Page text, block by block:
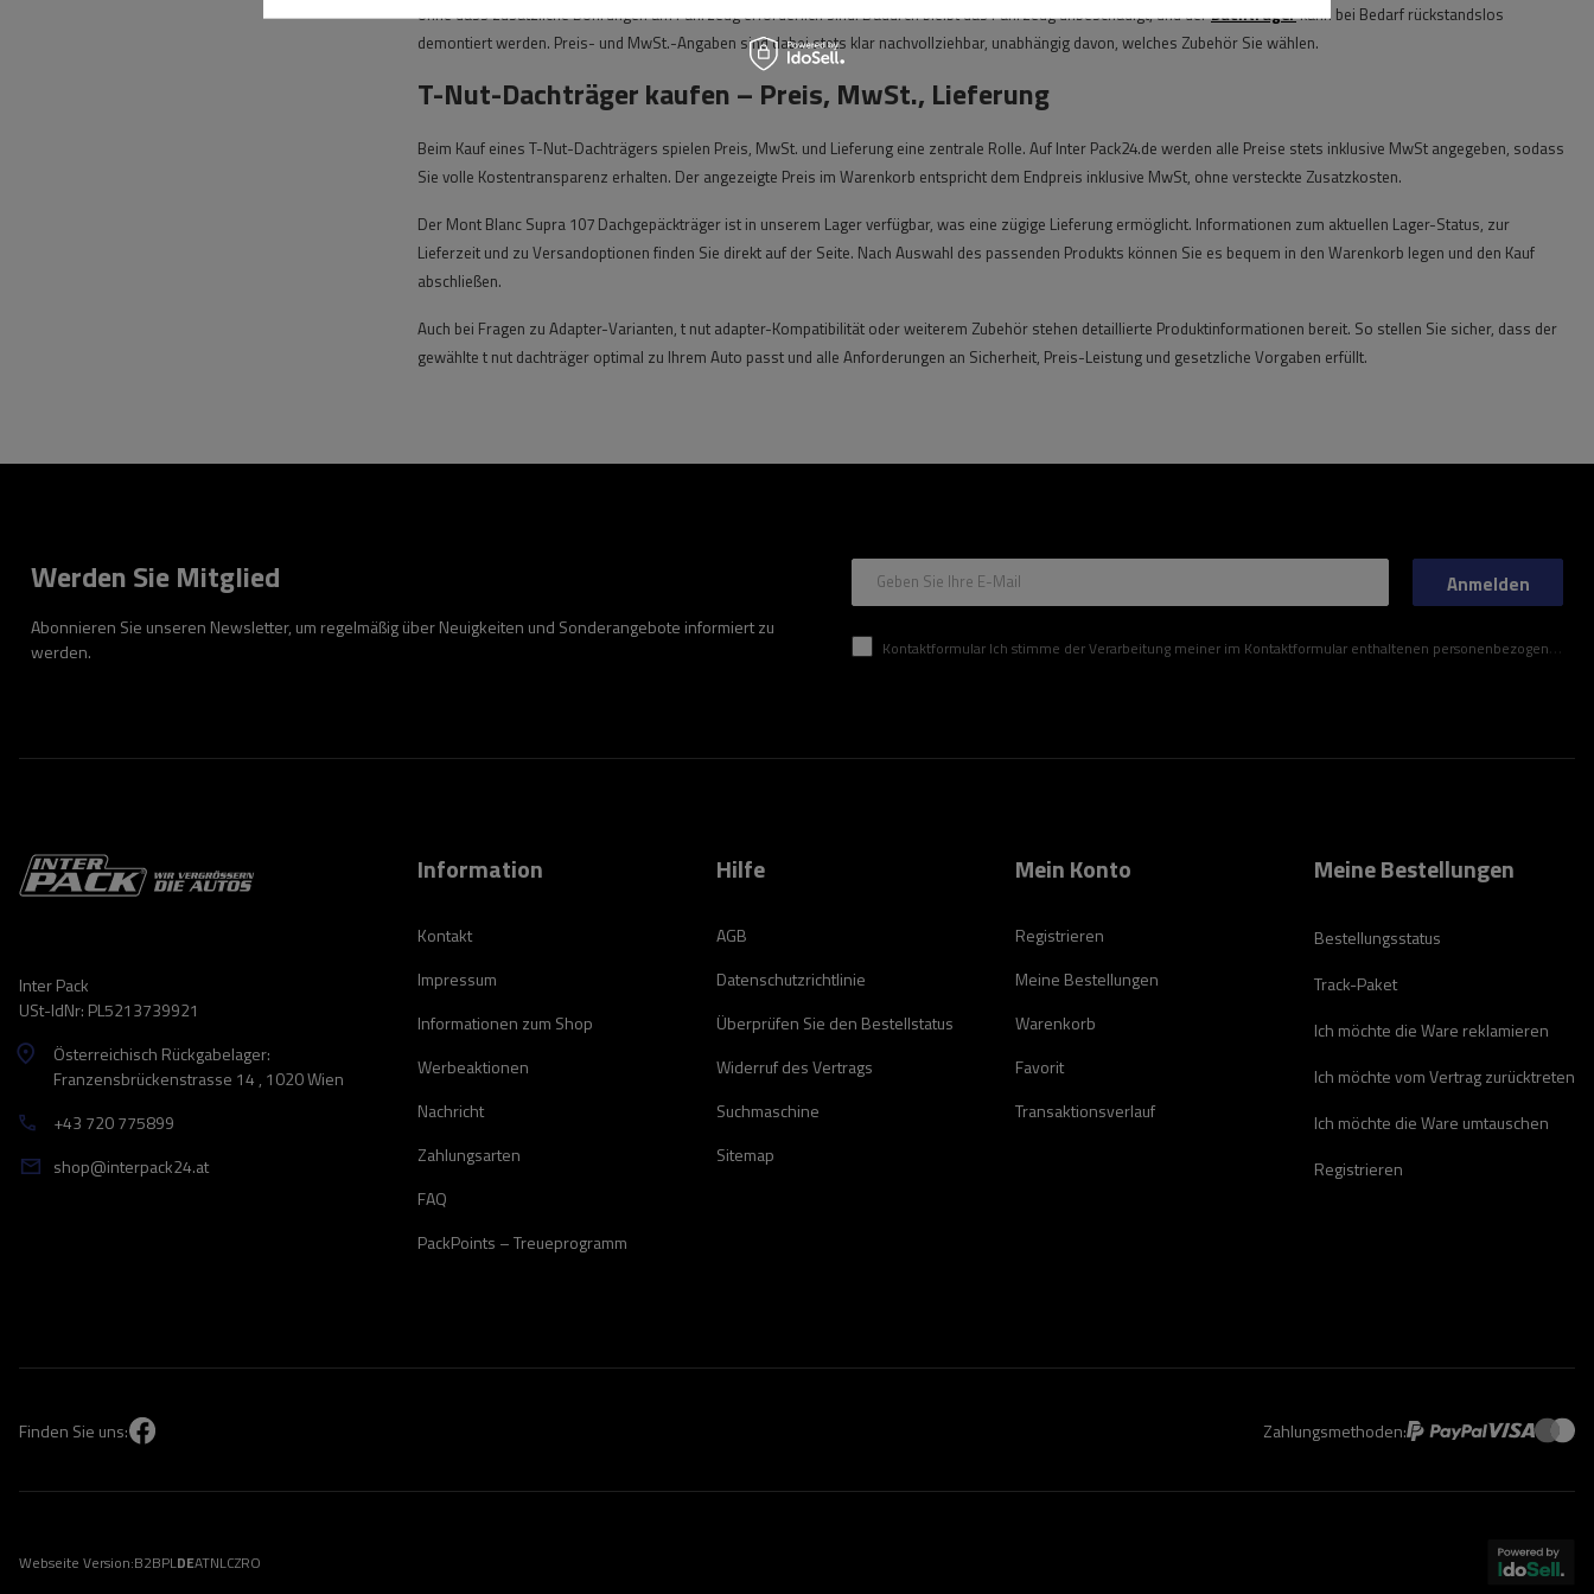
ohne dass zusätzliche Bohrungen am Fahrzeug erforderlich sind. Dadurch bleibt das Fahrzeug unbeschädigt, und derDachträgerkann bei Bedarf rückstandslos
demontiert werden. Preis- und MwSt.-Angaben sind dabei stets klar nachvollziehbar, unabhängig davon, welches Zubehör Sie wählen.
T-Nut-Dachträger kaufen – Preis, MwSt., Lieferung
Beim Kauf eines T-Nut-Dachträgers spielen Preis, MwSt. und Lieferung eine zentrale Rolle. Auf Inter Pack24.de werden alle Preise stets inklusive MwSt angegeben, sodass
Sie volle Kostentransparenz erhalten. Der angezeigte Preis im Warenkorb entspricht dem Endpreis inklusive MwSt, ohne versteckte Zusatzkosten.
Der Mont Blanc Supra 107 Dachgepäckträger ist in unserem Lager verfügbar, was eine zügige Lieferung ermöglicht. Informationen zum aktuellen Lager-Status, zur
Lieferzeit und zu Versandoptionen finden Sie direkt auf der Seite. Nach Auswahl des passenden Produkts können Sie es bequem in den Warenkorb legen und den Kauf
abschließen.
Auch bei Fragen zu Adapter-Varianten, t nut adapter-Kompatibilität oder weiterem Zubehör stehen detaillierte Produktinformationen bereit. So stellen Sie sicher, dass der
gewählte t nut dachträger optimal zu Ihrem Auto passt und alle Anforderungen an Sicherheit, Preis-Leistung und gesetzliche Vorgaben erfüllt.
Werden Sie Mitglied
Abonnieren Sie unseren Newsletter, um regelmäßig über Neuigkeiten und Sonderangebote informiert zu
werden.
Geben Sie Ihre E-Mail
Kontaktformular Ich stimme der Verarbeitung meiner im Kontaktformular enthaltenen personenbezogenen Daten gemäß der Verordnung (EU) des Europäischen Parlaments und des Rates zu.
Anmelden
Inter Pack
USt-IdNr: PL5213739921
Österreichisch Rückgabelager:
Franzensbrückenstrasse 14 , 1020 Wien
+43 720 775899
shop@interpack24.at
Information
Kontakt
Impressum
Informationen zum Shop
Werbeaktionen
Nachricht
Zahlungsarten
FAQ
PackPoints – Treueprogramm
Hilfe
AGB
Datenschutzrichtlinie
Überprüfen Sie den Bestellstatus
Widerruf des Vertrags
Suchmaschine
Sitemap
Mein Konto
Registrieren
Meine Bestellungen
Warenkorb
Favorit
Transaktionsverlauf
Meine Bestellungen
Bestellungsstatus
Track-Paket
Ich möchte die Ware reklamieren
Ich möchte vom Vertrag zurücktreten
Ich möchte die Ware umtauschen
Registrieren
Finden Sie uns: Zahlungsmethoden:
Webseite Version:B2BPLDEATNLCZRO